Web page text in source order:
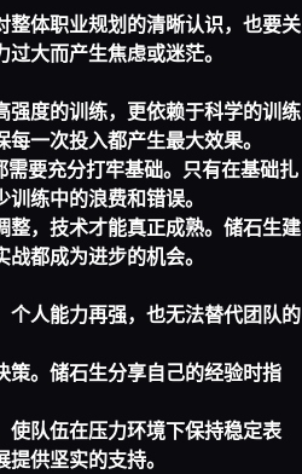
整体职业规划的清晰认识，也要关
大而产生焦虑或迷茫。
强度的训练，更依赖于科学的训练
一次投入都产生最大效果。
要充分打牢基础。只有在基础扎
练中的浪费和错误。
整，技术才能真正成熟。储石生建
都成为进步的机会。
个人能力再强，也无法替代团队的
策。储石生分享自己的经验时指
使队伍在压力环境下保持稳定表
供坚实的支持。